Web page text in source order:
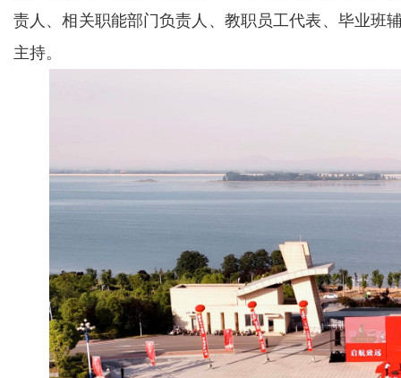
责人、相关职能部门负责人、教职员工代表、毕业班
主持。